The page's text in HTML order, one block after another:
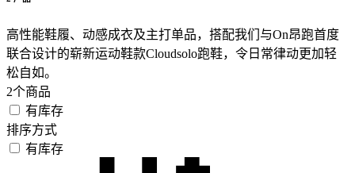
高性能鞋履、动感成衣及主打单品，搭配我们与On昂跑首度
联合设计的崭新运动鞋款Cloudsolo跑鞋，令日常律动更加轻
松自如。
2个商品
有库存
排序方式
有库存